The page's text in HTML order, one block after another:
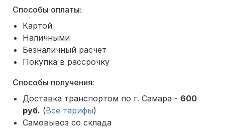
Способы оплаты:
Картой
Наличными
Безналичный расчет
Покупка в рассрочку
Способы получения:
Доставка транспортом по г. Самара - 600
руб. (Все тарифы)
Самовывоз со склада